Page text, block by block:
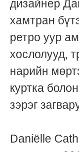
дизайнер
хамтран
ретро уур
хослолууд,
нарийн
куртка
зэрэг
Daniëlle